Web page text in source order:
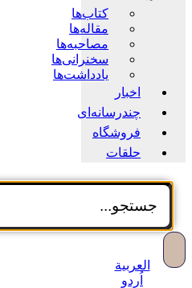
کتاب‌ها
مقاله‌ها
مصاحبه‌ها
سخنرانی‌ها
یادداشت‌ها
اخبار
چندرسانه‌ای
فروشگاه
حلقات
العربية
اُردو